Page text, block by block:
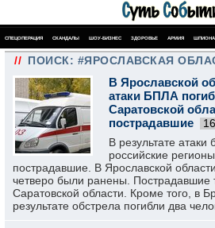
СПЕЦОПЕРАЦИЯ СКАНДАЛЫ ШОУ-БИЗНЕС ЗДОРОВЬЕ АРМИЯ
// ПОИСК: #ЯРОСЛАВСКАЯ
В Ярославской
атаки БПЛА
Саратовской
пострадавшие
В результате атаки
российские
пострадавшие. В Ярославской
четверо были ранены. Пострадавшие
Саратовской области. Кроме того, в
результате обстрела погибли два